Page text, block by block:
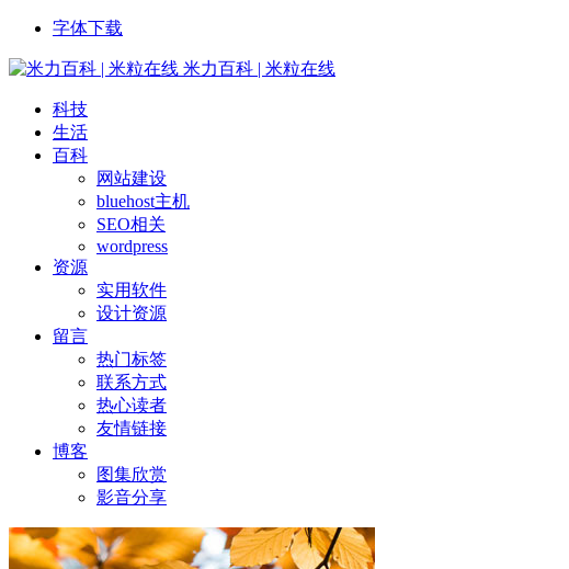
字体下载
米力百科 | 米粒在线
科技
生活
百科
网站建设
bluehost主机
SEO相关
wordpress
资源
实用软件
设计资源
留言
热门标签
联系方式
热心读者
友情链接
博客
图集欣赏
影音分享